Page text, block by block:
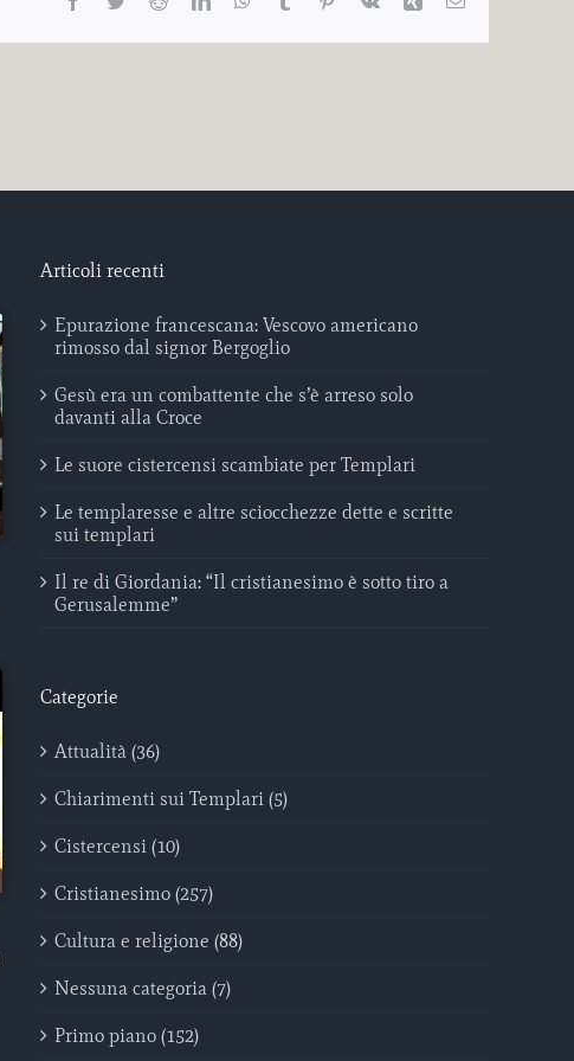
Articoli recenti
Epurazione francescana: Vescovo americano
rimosso dal signor Bergoglio
Gesù era un combattente che s’è arreso solo
davanti alla Croce
Le suore cistercensi scambiate per Templari
Le templaresse e altre sciocchezze dette e scritte
sui templari
Il re di Giordania: “Il cristianesimo è sotto tiro a
Gerusalemme”
Categorie
Attualità (36)
Chiarimenti sui Templari (5)
Cistercensi (10)
Cristianesimo (257)
Cultura e religione (88)
Nessuna categoria (7)
Primo piano (152)